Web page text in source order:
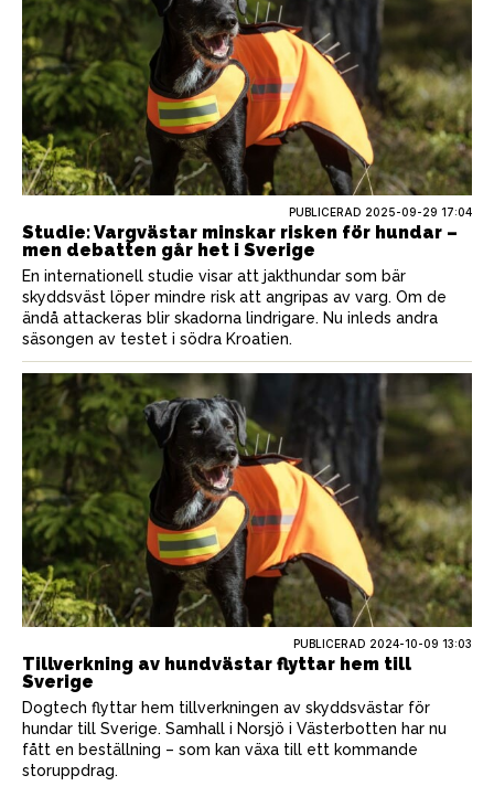
PUBLICERAD 2025-09-29 17:04
Studie: Vargvästar minskar risken för hundar –
men debatten går het i Sverige
En internationell studie visar att jakthundar som bär
skyddsväst löper mindre risk att angripas av varg. Om de
ändå attackeras blir skadorna lindrigare. Nu inleds andra
säsongen av testet i södra Kroatien.
PUBLICERAD 2024-10-09 13:03
Tillverkning av hundvästar flyttar hem till
Sverige
Dogtech flyttar hem tillverkningen av skyddsvästar för
hundar till Sverige. Samhall i Norsjö i Västerbotten har nu
fått en beställning – som kan växa till ett kommande
storuppdrag.